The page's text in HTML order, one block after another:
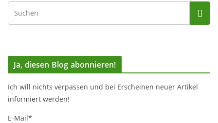
Ja, diesen Blog abonnieren!
Ich will nichts verpassen und bei Erscheinen neuer Artikel
informiert werden!
E-Mail*